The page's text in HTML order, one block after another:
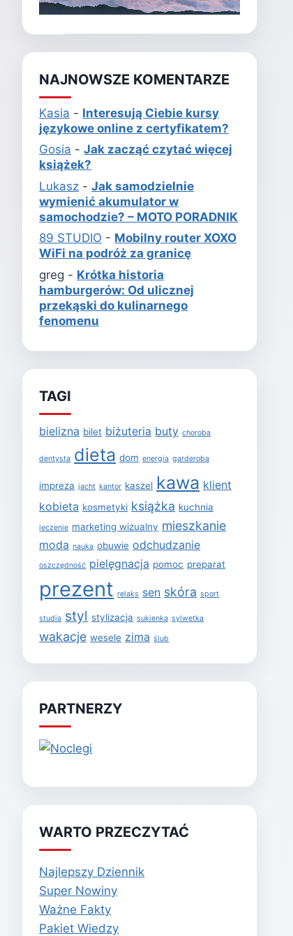
NAJNOWSZE KOMENTARZE
Kasia - Interesują Ciebie kursy
językowe online z certyfikatem?
Gosia -Jak zacząć czytać więcej
książek?
Lukasz -Jak samodzielnie
wymienić akumulator w
samochodzie? – MOTO PORADNIK
89 STUDIO - Mobilny router XOXO
WiFi na podróż za granicę
greg - Krótka historia
hamburgerów: Od ulicznej
przekąski do kulinarnego
fenomenu
TAGI
bielizna bilet biżuteria buty choroba
dentysta dieta dom energia garderoba
impreza jacht kantor kaszel kawa klient
kobieta kosmetyki książka kuchnia
leczenie marketing wizualny mieszkanie
moda nauka obuwie odchudzanie
oszczędność pielęgnacja pomoc preparat
prezent relaks sen skóra sport
studia styl stylizacja sukienka sylwetka
wakacje wesele zima ślub
PARTNERZY
WARTO PRZECZYTAĆ
Najlepszy Dziennik
Super Nowiny
Ważne Fakty
Pakiet Wiedzy